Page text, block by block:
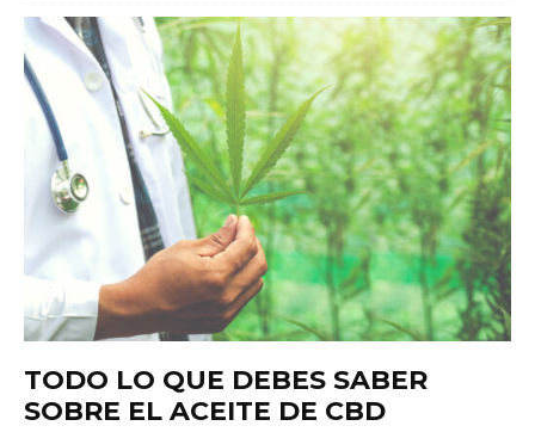
TODO LO QUE DEBES SABER
SOBRE EL ACEITE DE CBD